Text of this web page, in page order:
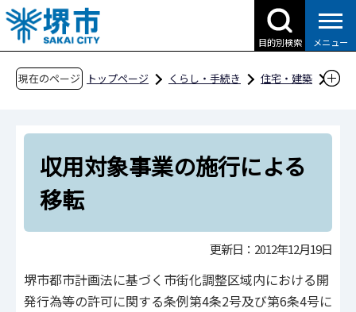
こ
の
ペ
目的別検索 メニュー
現在のページ トップページ くらし・手続き
住宅・建築
市街化調整区域における開発行為等の基準
収用対象事業の施行による移転
収用対象事業の施行による
移転
更新日：2012年12月19日
堺市都市計画法に基づく市街化調整区域内における開
発行為等の許可に関する条例第4条2号及び第6条4号に